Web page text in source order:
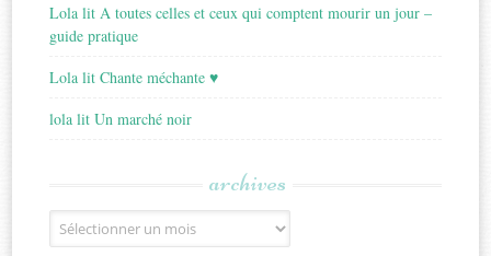
Lola lit A toutes celles et ceux qui comptent mourir un jour –
guide pratique
Lola lit Chante méchante ♥
lola lit Un marché noir
archives
Archives